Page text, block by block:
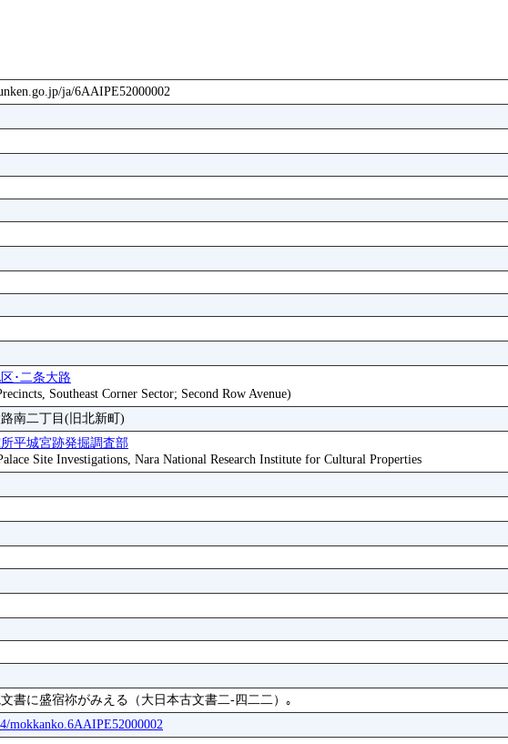
ja/6AAIPE52000002
･二条大路
Southeast Corner Sector; Second Row Avenue)
南二丁目(旧北新町)
平城宮跡発掘調査部
Site Investigations, Nara National Research Institute for Cultural Properties
書に盛宿祢がみえる（大日本古文書二-四二二）｡
mokkanko.6AAIPE52000002